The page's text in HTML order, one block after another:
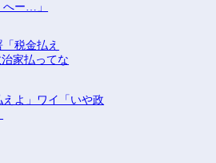
へー…」
えよ」ワイ「いや政